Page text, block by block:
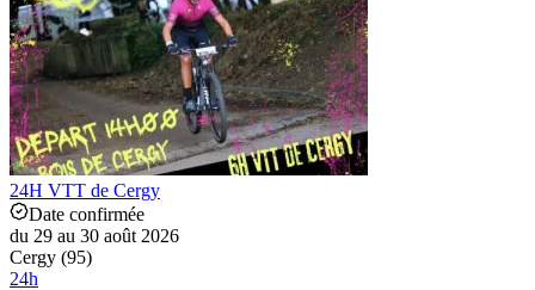
24H VTT de Cergy
Date confirmée
du 29 au 30 août 2026
Cergy (95)
24h